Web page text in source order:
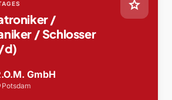
star
/
/ Schlosser
d)
GmbH
Potsdam